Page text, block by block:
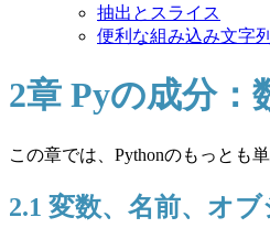
抽出とスライス
便利な組み込み文字
2章 Pyの成分：
この章では、Pythonのもっとも
2.1 変数、名前、オブ